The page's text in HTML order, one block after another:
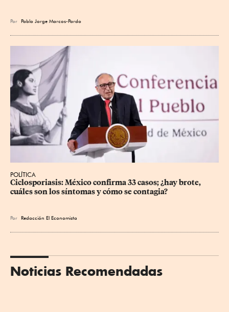
Por Pablo Jorge Marcos-Pardo
POLÍTICA
Ciclosporiasis: México confirma 33 casos; ¿hay brote,
cuáles son los síntomas y cómo se contagia?
Por Redacción El Economista
Noticias Recomendadas